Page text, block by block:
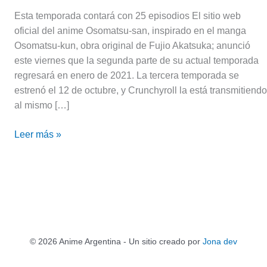
Esta temporada contará con 25 episodios El sitio web
oficial del anime Osomatsu-san, inspirado en el manga
Osomatsu-kun, obra original de Fujio Akatsuka; anunció
este viernes que la segunda parte de su actual temporada
regresará en enero de 2021. La tercera temporada se
estrenó el 12 de octubre, y Crunchyroll la está transmitiendo
al mismo […]
Leer más »
© 2026 Anime Argentina - Un sitio creado por Jona dev